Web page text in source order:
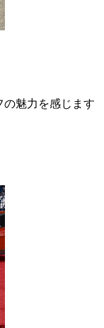
の魅力を感じます